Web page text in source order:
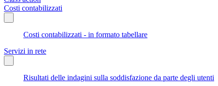
Costi contabilizzati
Costi contabilizzati - in formato tabellare
Servizi in rete
Risultati delle indagini sulla soddisfazione da parte degli utenti